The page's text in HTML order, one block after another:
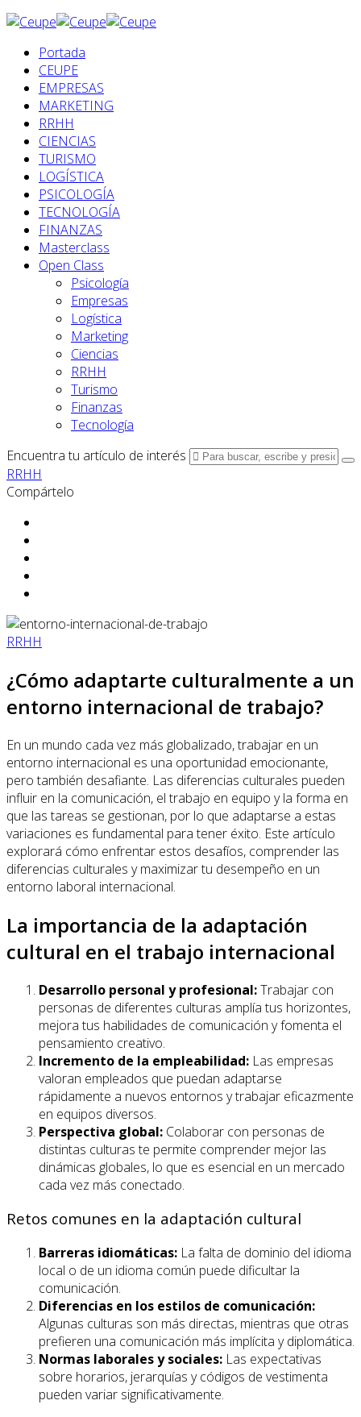
Portada
CEUPE
EMPRESAS
MARKETING
RRHH
CIENCIAS
TURISMO
LOGÍSTICA
PSICOLOGÍA
TECNOLOGÍA
FINANZAS
Masterclass
Open Class
Psicología
Empresas
Logística
Marketing
Ciencias
RRHH
Turismo
Finanzas
Tecnología
Encuentra tu artículo de interés
RRHH
Compártelo
RRHH
¿Cómo adaptarte culturalmente a un
entorno internacional de trabajo?
En un mundo cada vez más globalizado, trabajar en un
entorno internacional es una oportunidad emocionante,
pero también desafiante. Las diferencias culturales pueden
influir en la comunicación, el trabajo en equipo y la forma en
que las tareas se gestionan, por lo que adaptarse a estas
variaciones es fundamental para tener éxito. Este artículo
explorará cómo enfrentar estos desafíos, comprender las
diferencias culturales y maximizar tu desempeño en un
entorno laboral internacional.
La importancia de la adaptación
cultural en el trabajo internacional
Desarrollo personal y profesional:Trabajar con
personas de diferentes culturas amplía tus horizontes,
mejora tus habilidades de comunicación y fomenta el
pensamiento creativo.
Incremento de la empleabilidad: Las empresas
valoran empleados que puedan adaptarse
rápidamente a nuevos entornos y trabajar eficazmente
en equipos diversos.
Perspectiva global: Colaborar con personas de
distintas culturas te permite comprender mejor las
dinámicas globales, lo que es esencial en un mercado
cada vez más conectado.
Retos comunes en la adaptación cultural
Barreras idiomáticas: La falta de dominio del idioma
local o de un idioma común puede dificultar la
comunicación.
Diferencias en los estilos de comunicación:
Algunas culturas son más directas, mientras que otras
prefieren una comunicación más implícita y diplomática.
Normas laborales y sociales: Las expectativas
sobre horarios, jerarquías y códigos de vestimenta
pueden variar significativamente.